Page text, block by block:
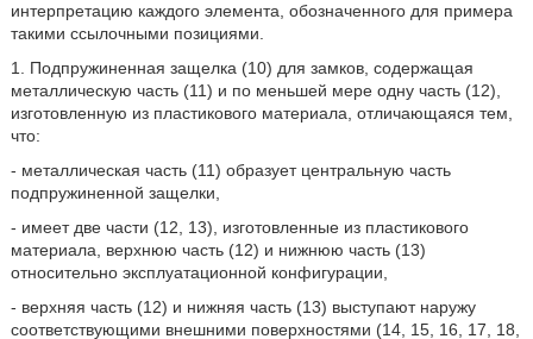
интерпретацию каждого элемента, обозначенного для примера
такими ссылочными позициями.
1. Подпружиненная защелка (10) для замков, содержащая
металлическую часть (11) и по меньшей мере одну часть (12),
изготовленную из пластикового материала, отличающаяся тем,
что:
- металлическая часть (11) образует центральную часть
подпружиненной защелки,
- имеет две части (12, 13), изготовленные из пластикового
материала, верхнюю часть (12) и нижнюю часть (13)
относительно эксплуатационной конфигурации,
- верхняя часть (12) и нижняя часть (13) выступают наружу
соответствующими внешними поверхностями (14, 15, 16, 17, 18,